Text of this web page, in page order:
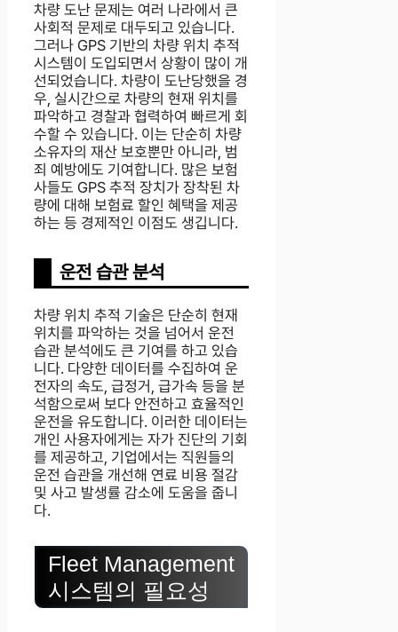
차량 도난 문제는 여러 나라에서 큰
사회적 문제로 대두되고 있습니다.
그러나 GPS 기반의 차량 위치 추적
시스템이 도입되면서 상황이 많이 개
선되었습니다. 차량이 도난당했을 경
우, 실시간으로 차량의 현재 위치를
파악하고 경찰과 협력하여 빠르게 회
수할 수 있습니다. 이는 단순히 차량
소유자의 재산 보호뿐만 아니라, 범
죄 예방에도 기여합니다. 많은 보험
사들도 GPS 추적 장치가 장착된 차
량에 대해 보험료 할인 혜택을 제공
하는 등 경제적인 이점도 생깁니다.
운전 습관 분석
차량 위치 추적 기술은 단순히 현재
위치를 파악하는 것을 넘어서 운전
습관 분석에도 큰 기여를 하고 있습
니다. 다양한 데이터를 수집하여 운
전자의 속도, 급정거, 급가속 등을 분
석함으로써 보다 안전하고 효율적인
운전을 유도합니다. 이러한 데이터는
개인 사용자에게는 자가 진단의 기회
를 제공하고, 기업에서는 직원들의
운전 습관을 개선해 연료 비용 절감
및 사고 발생률 감소에 도움을 줍니
다.
Fleet Management
시스템의 필요성